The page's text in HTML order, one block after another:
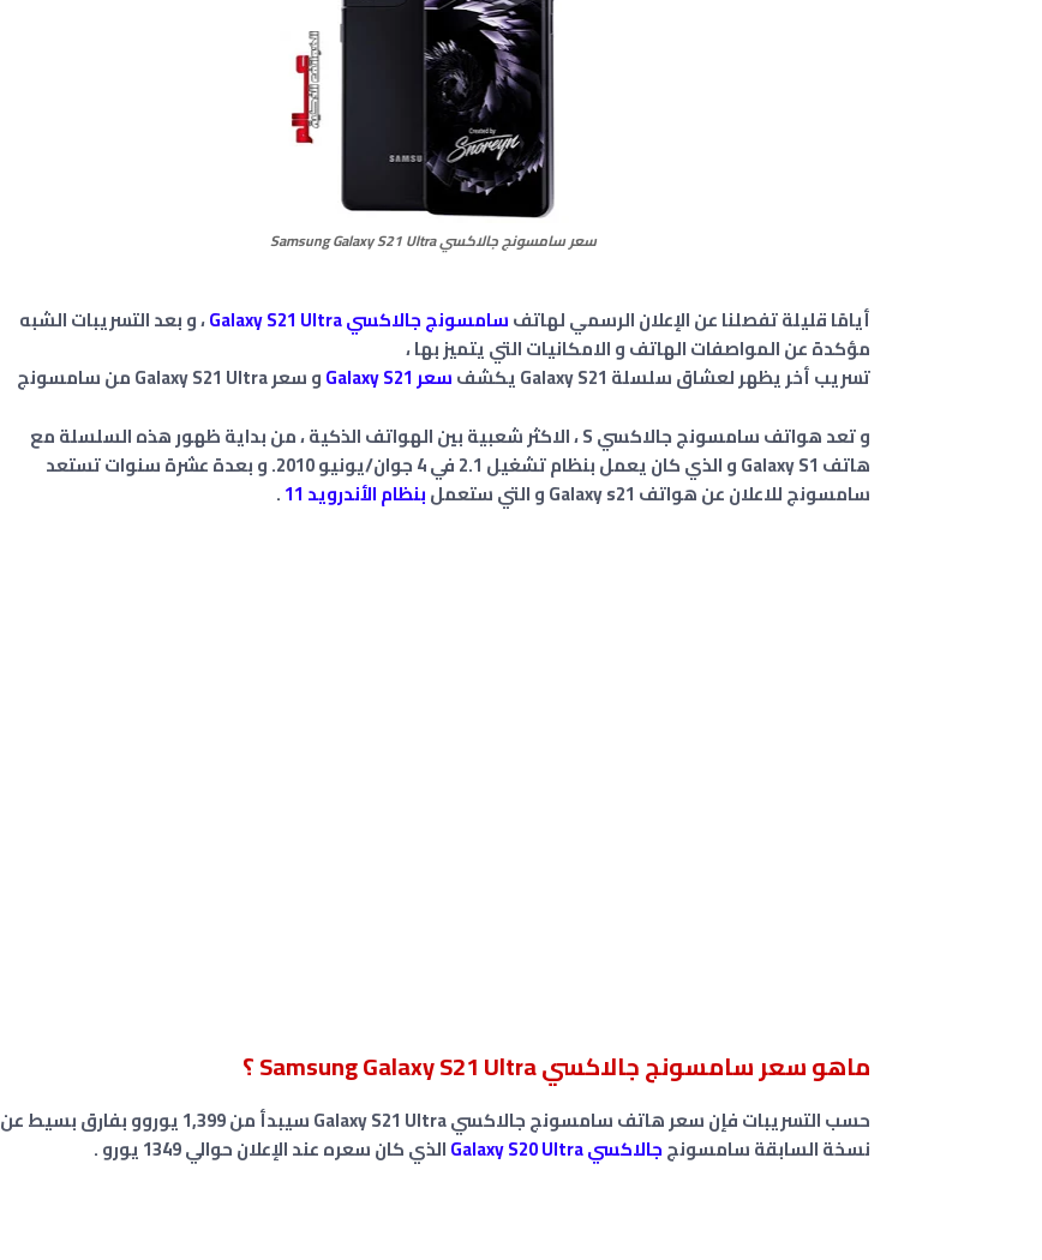
سعر سامسونج جالاكسي Samsung Galaxy S21 Ultra
أيامًا قليلة تفصلنا عن الإعلان الرسمي لهاتفسامسونج جالاكسي
، و بعد التسريبات الشبه
مؤكدة عن المواصفات الهاتف و الامكانيات التي يتميز بها ،
تسريب أخر يظهر لعشاق سلسلة Galaxy S21 يكشف
سعر ‏Galaxy S21‎
و سعر ‏Galaxy S21 Ultra‎‏ من سامسونج
و تعد هواتف سامسونج جالاكسي S ، الاكثر شعبية بين الهواتف الذكية ، من بداية ظهور هذه السلسلة مع
هاتف Galaxy S1 و الذي كان يعمل بنظام تشغيل 2.1 في 4 جوان/يونيو 2010. و بعدة عشرة سنوات تستعد
سامسونج للاعلان عن هواتف Galaxy s21 و التي ستعمل
بنظام الأندرويد 11 .
ماهو سعر سامسونج جالاكسي Samsung Galaxy S21 Ultra ؟
حسب التسريبات فإن سعر هاتف سامسونج جالاكسي Galaxy S21 Ultra
سيبدأ من 1,399 يوروو بفارق بسيط عن
نسخة السابقة سامسونججالاكسي Galaxy S20 Ultra الذي كان سعره عند الإعلان حوالي 1349 يورو .